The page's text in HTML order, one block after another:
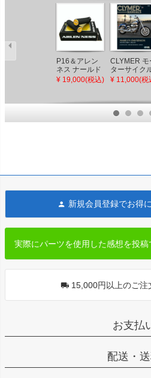
P16＆アレン
ネス ナールド
グリップ ゴー
T
¥ 19,000(税込)
CLYMER モ
ターサイク
リペアマニ
¥ 11,000(税
新規会員登録でお得
実際にパーツを使用した感想を投稿
15,000円以上のご注
お支払
配送・